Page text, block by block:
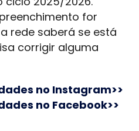
for
rede saberá se está
corrigir alguma
no Instagram>>
no Facebook>>